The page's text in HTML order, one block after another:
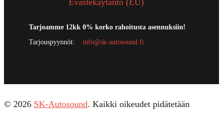
Evästekäytäntö (EU)
Tarjoamme 12kk 0% korko rahoitusta asennuksiin!
Tarjouspyynnöt: info@sk-autosound.fi
© 2026 SK-Autosound. Kaikki oikeudet pidätetään